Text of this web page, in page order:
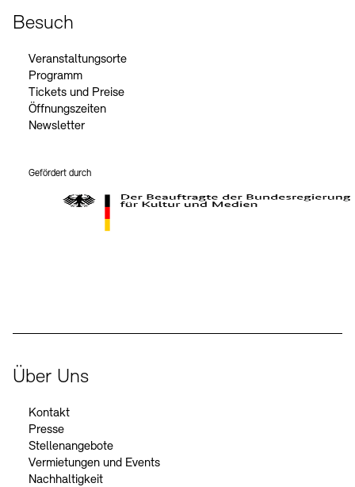
Besuch
Veranstaltungsorte
Programm
Tickets und Preise
Öffnungszeiten
Newsletter
Gefördert durch
Über Uns
Kontakt
Presse
Stellenangebote
Vermietungen und Events
Nachhaltigkeit